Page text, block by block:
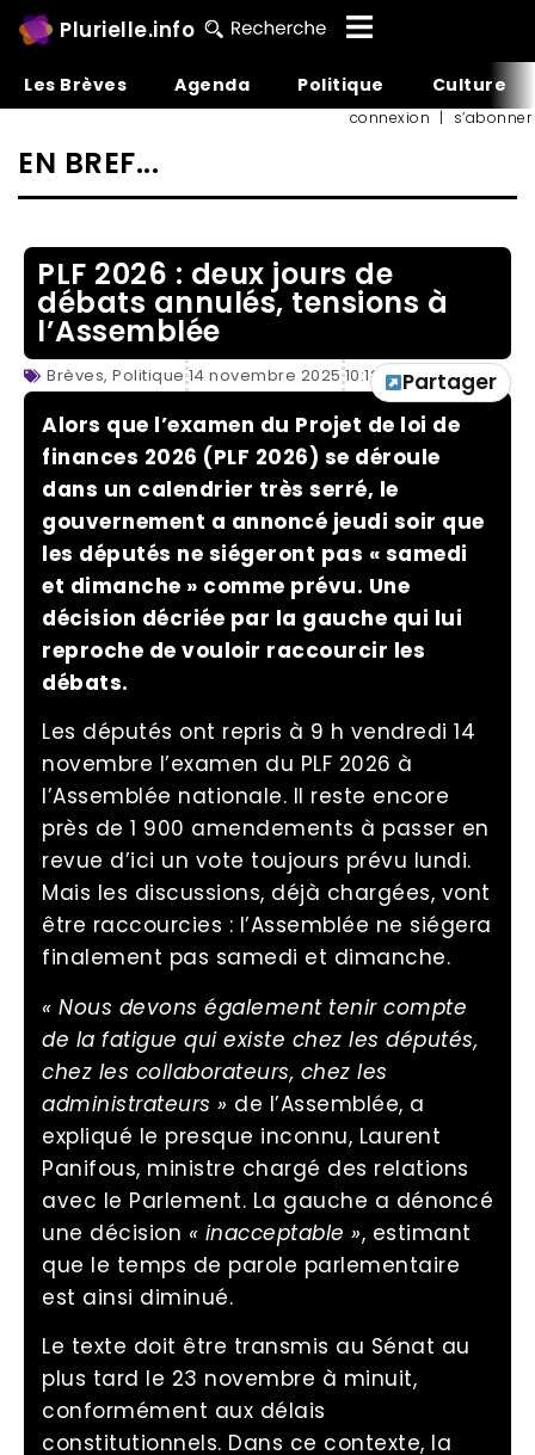
Plurielle.info
Les Brèves Agenda Politique Culture
connexion | s’abonner
EN BREF...
PLF 2026 : deux jours de
débats annulés, tensions à
l’Assemblée
Brèves, Politique 14 novembre 2025 10:12
Partager
Alors que l’examen du Projet de loi de
finances 2026 (PLF 2026) se déroule
dans un calendrier très serré, le
gouvernement a annoncé jeudi soir que
les députés ne siégeront pas « samedi
et dimanche » comme prévu. Une
décision décriée par la gauche qui lui
reproche de vouloir raccourcir les
débats.
Les députés ont repris à 9 h vendredi 14
novembre l’examen du PLF 2026 à
l’Assemblée nationale. Il reste encore
près de 1 900 amendements à passer en
revue d’ici un vote toujours prévu lundi.
Mais les discussions, déjà chargées, vont
être raccourcies : l’Assemblée ne siégera
finalement pas samedi et dimanche.
« Nous devons également tenir compte
de la fatigue qui existe chez les députés,
chez les collaborateurs, chez les
administrateurs » de l’Assemblée, a
expliqué le presque inconnu, Laurent
Panifous, ministre chargé des relations
avec le Parlement. La gauche a dénoncé
une décision « inacceptable », estimant
que le temps de parole parlementaire
est ainsi diminué.
Le texte doit être transmis au Sénat au
plus tard le 23 novembre à minuit,
conformément aux délais
constitutionnels. Dans ce contexte, la